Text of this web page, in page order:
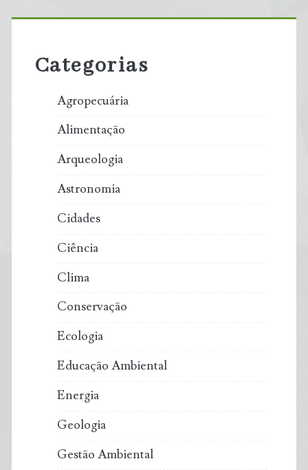
Primary
Sidebar
Categorias
Agropecuária
Alimentação
Arqueologia
Astronomia
Cidades
Ciência
Clima
Conservação
Ecologia
Educação Ambiental
Energia
Geologia
Gestão Ambiental